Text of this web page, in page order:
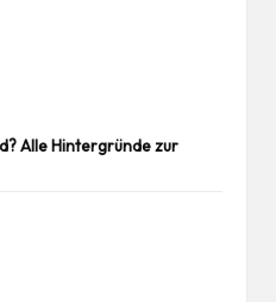
Alle Hintergründe zur